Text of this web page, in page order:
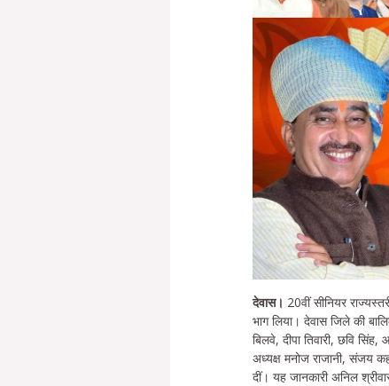
देवास। 20वीं सीनियर
भाग लिया। देवास जिले की
बिलवे, दीपा तिवारी, छवि
अध्यक्ष मनोज राजानी, संजय
दीं। यह जानकारी अनिल